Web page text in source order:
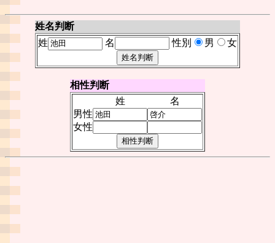
姓名判断
姓
名 性別 男 女
相性判断
姓
名
男性
女性